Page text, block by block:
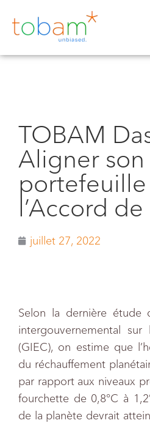
TOBAM
Aligner son
portefeuille
l’Accord de
juillet 27, 2022
Selon la dernière étude
intergouvernemental
(GIEC), on estime que
du réchauffement
par rapport aux niveaux
fourchette de 0,8°C à
de la planète devrait